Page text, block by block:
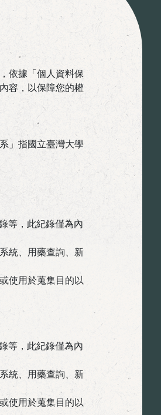
依據「個人資料保
容，以保障您的權
」指國立臺灣大學
等，此紀錄僅為內
統、用藥查詢、新
使用於蒐集目的以
等，此紀錄僅為內
統、用藥查詢、新
使用於蒐集目的以